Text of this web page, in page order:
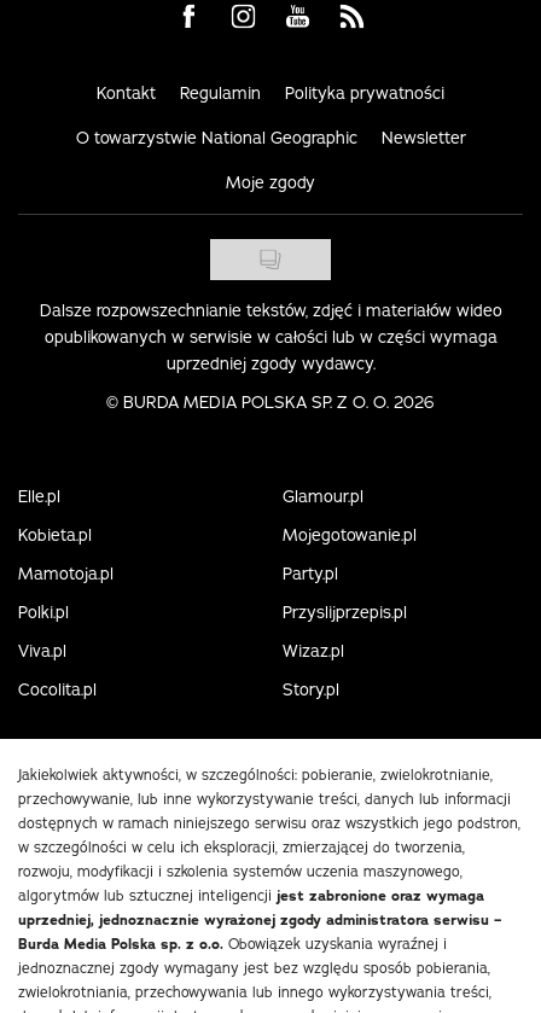
Visit us on Facebook
Visit us on Instagram
Visit us on Youtube
Visit us on Rss
Kontakt Regulamin Polityka prywatności
O towarzystwie National Geographic Newsletter
Moje zgody
Dalsze rozpowszechnianie tekstów, zdjęć i materiałów wideo
opublikowanych w serwisie w całości lub w części wymaga
uprzedniej zgody wydawcy.
© BURDA MEDIA POLSKA SP. Z O. O. 2026
Elle.pl
Glamour.pl
Kobieta.pl
Mojegotowanie.pl
Mamotoja.pl
Party.pl
Polki.pl
Przyslijprzepis.pl
Viva.pl
Wizaz.pl
Cocolita.pl
Story.pl
Jakiekolwiek aktywności, w szczególności: pobieranie, zwielokrotnianie,
przechowywanie, lub inne wykorzystywanie treści, danych lub informacji
dostępnych w ramach niniejszego serwisu oraz wszystkich jego podstron,
w szczególności w celu ich eksploracji, zmierzającej do tworzenia,
rozwoju, modyfikacji i szkolenia systemów uczenia maszynowego,
algorytmów lub sztucznej inteligencji jest zabronione oraz wymaga
uprzedniej, jednoznacznie wyrażonej zgody administratora serwisu –
Burda Media Polska sp. z o.o. Obowiązek uzyskania wyraźnej i
jednoznacznej zgody wymagany jest bez względu sposób pobierania,
zwielokrotniania, przechowywania lub innego wykorzystywania treści,